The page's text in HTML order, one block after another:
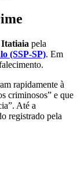
Itatiaia pela
(SSP-SP). Em
rapidamente à
criminosos” e que
Até a
registrado pela